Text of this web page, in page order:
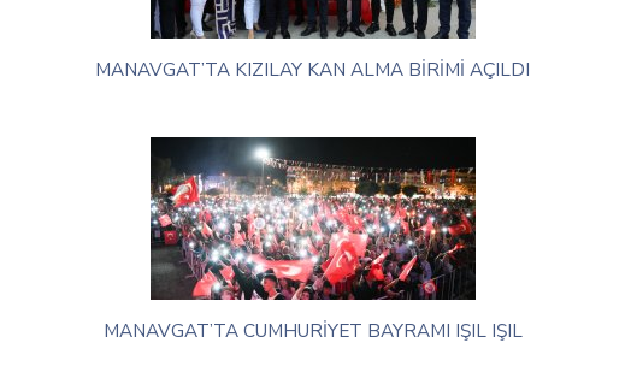
MANAVGAT’TA KIZILAY KAN ALMA BİRİMİ AÇILDI
MANAVGAT’TA CUMHURİYET BAYRAMI IŞIL IŞIL